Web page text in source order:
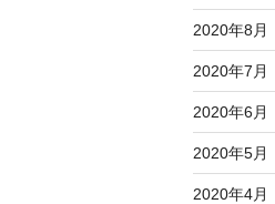
2020年8月
2020年7月
2020年6月
2020年5月
2020年4月